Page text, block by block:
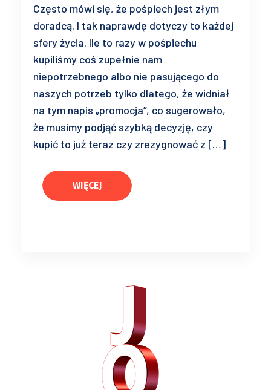
Często mówi się, że pośpiech jest złym
doradcą. I tak naprawdę dotyczy to każdej
sfery życia. Ile to razy w pośpiechu
kupiliśmy coś zupełnie nam
niepotrzebnego albo nie pasującego do
naszych potrzeb tylko dlatego, że widniał
na tym napis „promocja”, co sugerowało,
że musimy podjąć szybką decyzję, czy
kupić to już teraz czy zrezygnować z […]
WIĘCEJ